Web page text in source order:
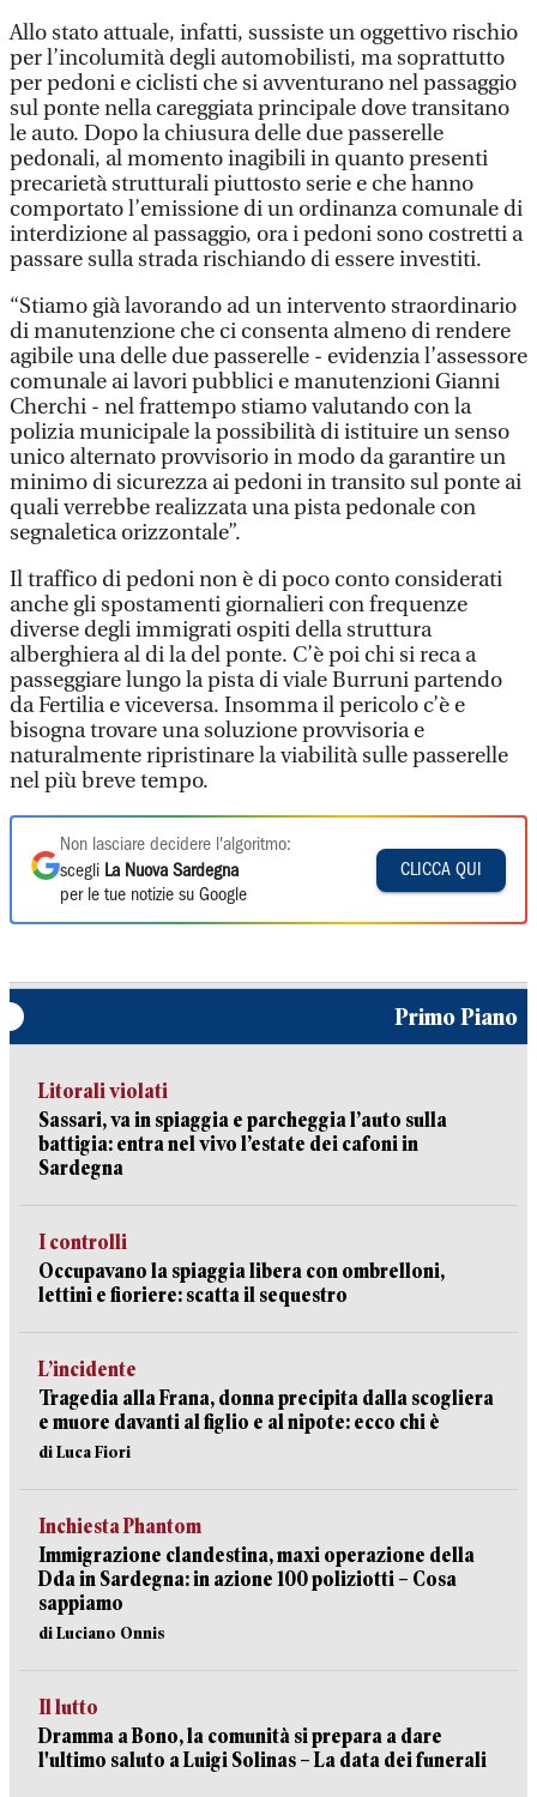
Allo stato attuale, infatti, sussiste un oggettivo rischio
per l’incolumità degli automobilisti, ma soprattutto
per pedoni e ciclisti che si avventurano nel passaggio
sul ponte nella careggiata principale dove transitano
le auto. Dopo la chiusura delle due passerelle
pedonali, al momento inagibili in quanto presenti
precarietà strutturali piuttosto serie e che hanno
comportato l’emissione di un ordinanza comunale di
interdizione al passaggio, ora i pedoni sono costretti a
passare sulla strada rischiando di essere investiti.
“Stiamo già lavorando ad un intervento straordinario
di manutenzione che ci consenta almeno di rendere
agibile una delle due passerelle - evidenzia l’assessore
comunale ai lavori pubblici e manutenzioni Gianni
Cherchi - nel frattempo stiamo valutando con la
polizia municipale la possibilità di istituire un senso
unico alternato provvisorio in modo da garantire un
minimo di sicurezza ai pedoni in transito sul ponte ai
quali verrebbe realizzata una pista pedonale con
segnaletica orizzontale”.
Il traffico di pedoni non è di poco conto considerati
anche gli spostamenti giornalieri con frequenze
diverse degli immigrati ospiti della struttura
alberghiera al di la del ponte. C’è poi chi si reca a
passeggiare lungo la pista di viale Burruni partendo
da Fertilia e viceversa. Insomma il pericolo c’è e
bisogna trovare una soluzione provvisoria e
naturalmente ripristinare la viabilità sulle passerelle
nel più breve tempo.
Non lasciare decidere l'algoritmo:
scegli La Nuova Sardegna
per le tue notizie su Google
CLICCA QUI
Primo Piano
Litorali violati
Sassari, va in spiaggia e parcheggia l’auto sulla
battigia: entra nel vivo l’estate dei cafoni in
Sardegna
I controlli
Occupavano la spiaggia libera con ombrelloni,
lettini e fioriere: scatta il sequestro
L’incidente
Tragedia alla Frana, donna precipita dalla scogliera
e muore davanti al figlio e al nipote: ecco chi è
di Luca Fiori
Inchiesta Phantom
Immigrazione clandestina, maxi operazione della
Dda in Sardegna: in azione 100 poliziotti – Cosa
sappiamo
di Luciano Onnis
Il lutto
Dramma a Bono, la comunità si prepara a dare
l'ultimo saluto a Luigi Solinas – La data dei funerali